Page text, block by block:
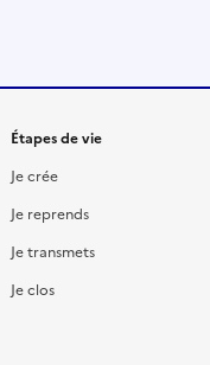
Étapes de vie
Je crée
Je reprends
Je transmets
Je clos